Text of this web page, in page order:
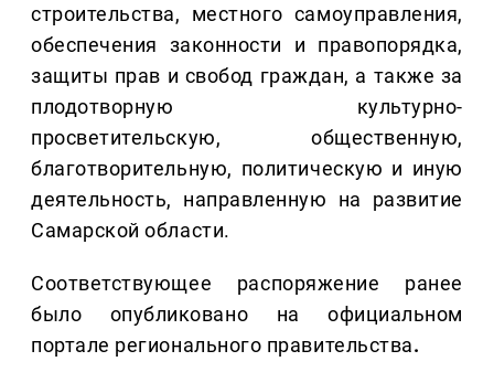
строительства, местного самоуправления,
обеспечения законности и правопорядка,
защиты прав и свобод граждан, а также за
плодотворную культурно-
просветительскую, общественную,
благотворительную, политическую и иную
деятельность, направленную на развитие
Самарской области.
Соответствующее распоряжение ранее
было опубликовано на официальном
портале регионального правительства.